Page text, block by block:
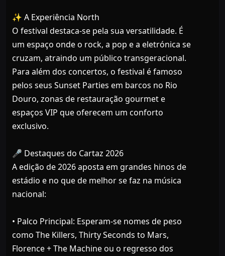
✨ A Experiência North
O festival destaca-se pela sua versatilidade. É
um espaço onde o rock, a pop e a eletrónica se
cruzam, atraindo um público transgeracional.
Para além dos concertos, o festival é famoso
pelos seus Sunset Parties em barcos no Rio
Douro, zonas de restauração gourmet e
espaços VIP que oferecem um conforto
exclusivo.
🎤 Destaques do Cartaz 2026
A edição de 2026 aposta em grandes hinos de
estádio e no que de melhor se faz na música
nacional:
• Palco Principal: Esperam-se nomes de peso
como The Killers, Thirty Seconds to Mars,
Florence + The Machine ou o regresso dos